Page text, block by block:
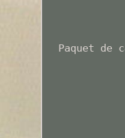
Paquet de